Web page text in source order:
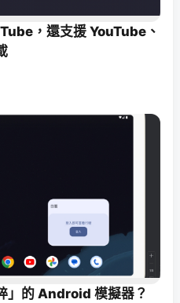
，還支援 YouTube、
」的 Android 模擬器？